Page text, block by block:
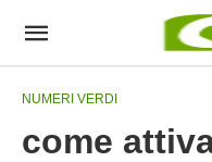
NUMERI VERDI
come